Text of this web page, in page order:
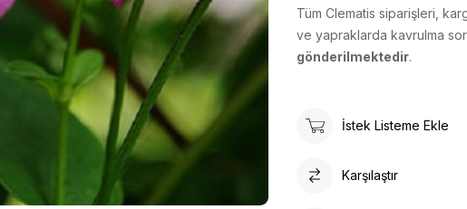
Tüm Clematis siparişleri,
ve yapraklarda kavrulma
gönderilmektedir.
İstek Listeme Ekle
Karşılaştır